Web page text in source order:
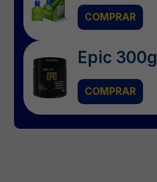
COMPRAR
Epic 300g
COMPRAR